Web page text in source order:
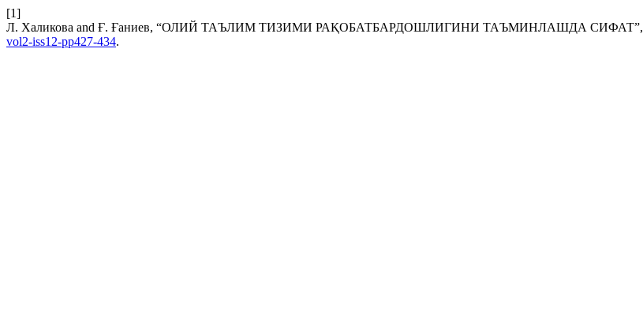
[1]
Л. Халикова and Ғ. Ғаниев, “ОЛИЙ ТАЪЛИМ ТИЗИМИ РАҚОБАТБАРДОШЛИГИНИ ТАЪМИНЛАШДА СИФАТ”,
vol2-iss12-pp427-434.